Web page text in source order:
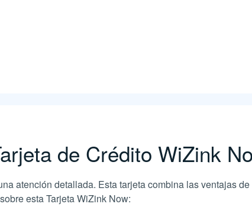
de Crédito WiZink
atención detallada. Esta tarjeta combina las ventajas
esta Tarjeta WiZink Now: